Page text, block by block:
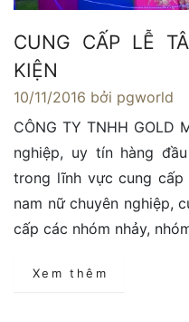
CUNG CẤP LỄ
KIỆN
10/11/2016 bởi pgworld
CÔNG TY TNHH GOLD
nghiệp, uy tín hàng
trong lĩnh vực cung cấp
nam nữ chuyên nghiệp,
cấp các nhóm nhảy,
Xem thêm